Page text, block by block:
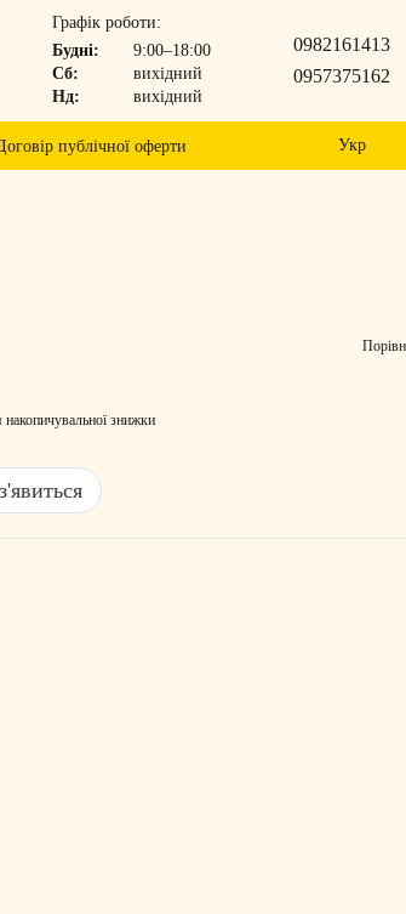
Графік роботи:
Будні:
9:00–18:00
Сб:
вихідний
Нд:
вихідний
0982161413
0957375162
публічної оферти Укр
накопичувальної знижки